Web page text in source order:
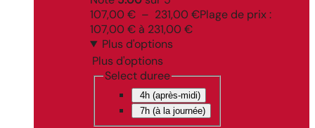
107,00 € – 231,00 €Plage de prix :
107,00 € à 231,00 €
Plus d'options
Plus d'options
Select duree
4h (après-midi)
7h (à la journée)